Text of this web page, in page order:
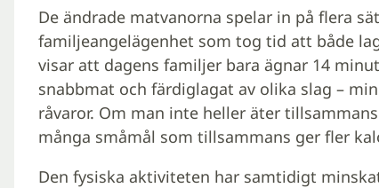
De ändrade matvanorna spelar in på flera
familjeangelägenhet som tog tid att både
visar att dagens familjer bara ägnar 14
snabbmat och färdiglagat av olika slag –
råvaror. Om man inte heller äter
många småmål som tillsammans ger fler
Den fysiska aktiviteten har samtidigt